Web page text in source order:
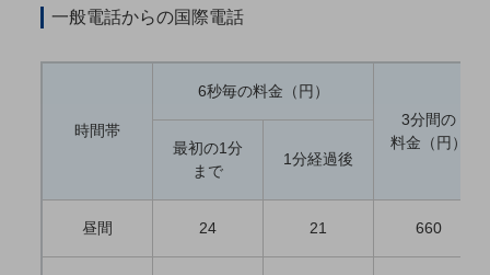
サービス・ソリューションをご紹介
カテゴリーで探すTOP
クラウド・データセンター
電話・映像コミュニケーション
セキュリティ
一般電話からの国際電話
時間帯
6秒毎の料金（円）
3分間の
料金（円）
最初の1分
まで
1分経過後
昼間 24 21 660